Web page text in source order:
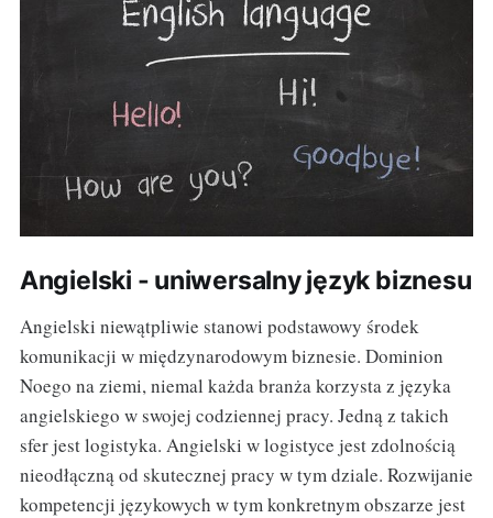
Angielski - uniwersalny język biznesu
Angielski niewątpliwie stanowi podstawowy środek
komunikacji w międzynarodowym biznesie. Dominion
Noego na ziemi, niemal każda branża korzysta z języka
angielskiego w swojej codziennej pracy. Jedną z takich
sfer jest logistyka. Angielski w logistyce jest zdolnością
nieodłączną od skutecznej pracy w tym dziale. Rozwijanie
kompetencji językowych w tym konkretnym obszarze jest